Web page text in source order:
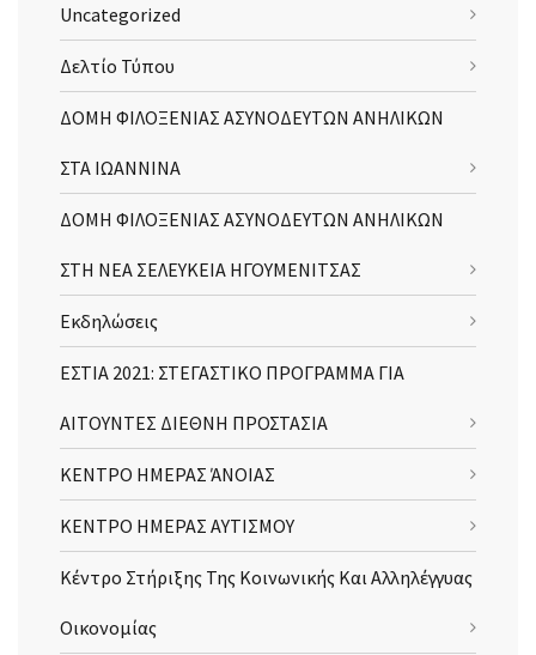
Uncategorized
Δελτίο Τύπου
ΔΟΜΗ ΦΙΛΟΞΕΝΙΑΣ ΑΣΥΝΟΔΕΥΤΩΝ ΑΝΗΛΙΚΩΝ
ΣΤΑ ΙΩΑΝΝΙΝΑ
ΔΟΜΗ ΦΙΛΟΞΕΝΙΑΣ ΑΣΥΝΟΔΕΥΤΩΝ ΑΝΗΛΙΚΩΝ
ΣΤΗ ΝΕΑ ΣΕΛΕΥΚΕΙΑ ΗΓΟΥΜΕΝΙΤΣΑΣ
Εκδηλώσεις
ΕΣΤΙΑ 2021: ΣΤΕΓΑΣΤΙΚΟ ΠΡΟΓΡΑΜΜΑ ΓΙΑ
ΑΙΤΟΥΝΤΕΣ ΔΙΕΘΝΗ ΠΡΟΣΤΑΣΙΑ
ΚΕΝΤΡΟ ΗΜΕΡΑΣ ΆΝΟΙΑΣ
ΚΕΝΤΡΟ ΗΜΕΡΑΣ ΑΥΤΙΣΜΟΥ
Κέντρο Στήριξης Της Κοινωνικής Και Αλληλέγγυας
Οικονομίας